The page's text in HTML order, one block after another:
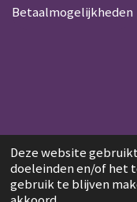
Deze website
doeleinden en/of het
gebruik te blijven
Betaalmogelijkheden
© 2020 - 2026 Vegio
Powered byJouwWeb